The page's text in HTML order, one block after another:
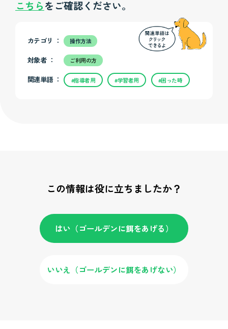
こちらをご確認ください。
カテゴリ ： 操作方法
対象者 ： ご利用の方
関連単語 ： #指導者用 #学習者用 #困った時
この情報は役に立ちましたか？
はい（ゴールデンに餌をあげる）
いいえ（ゴールデンに餌をあげない）